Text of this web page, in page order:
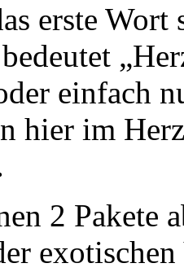
erste
einfach
hier im
2 Pakete